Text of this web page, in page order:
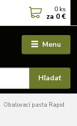
Menu
Hľadať
0 ks
za 0 €
Obalovací pasta Rapid